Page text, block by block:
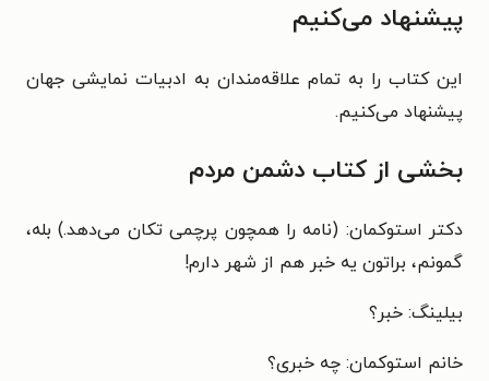
پیشنهاد می‌کنیم
این کتاب را به تمام علاقه‌مندان به ادبیات نمایشی جهان
پیشنهاد می‌کنیم.
بخشی از کتاب دشمن مردم
دکتر استوکمان: (نامه را همچون پرچمی تکان می‌دهد.) بله،
گمونم، براتون یه خبر هم از شهر دارم!
بیلینگ: خبر؟
خانم استوکمان: چه خبری؟